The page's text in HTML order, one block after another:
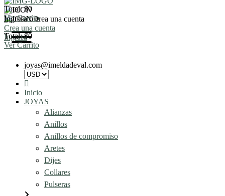
Total: $0
Ver Carrito
Ingresa o crea una cuenta
Crea una cuenta
Ingresa
0
Total: $0
Ver Carrito
joyas@imeldadeval.com
Inicio
JOYAS
Alianzas
Anillos
Anillos de compromiso
Aretes
Dijes
Collares
Pulseras